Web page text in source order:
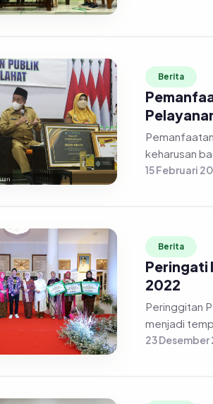
Berita
keharusan
15 Februari
Berita
Peringati
2022
Peringgitan
23 Desember